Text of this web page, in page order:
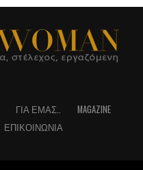
ΓΙΑ ΕΜΆΣ..
MAGAZINE
ΕΠΙΚΟΙΝΩΝΊΑ